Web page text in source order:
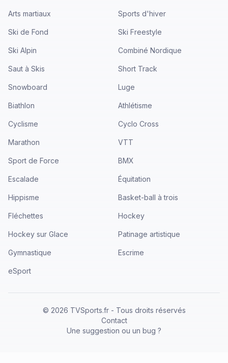
Arts martiaux Sports d'hiver
Ski de Fond Ski Freestyle
Ski Alpin Combiné Nordique
Saut à Skis Short Track
Snowboard Luge
Biathlon Athlétisme
Cyclisme Cyclo Cross
Marathon VTT
Sport de Force BMX
Escalade Équitation
Hippisme Basket-ball à trois
Fléchettes Hockey
Hockey sur Glace Patinage artistique
Gymnastique Escrime
eSport
© 2026 TVSports.fr - Tous droits réservés
Contact
Une suggestion ou un bug ?